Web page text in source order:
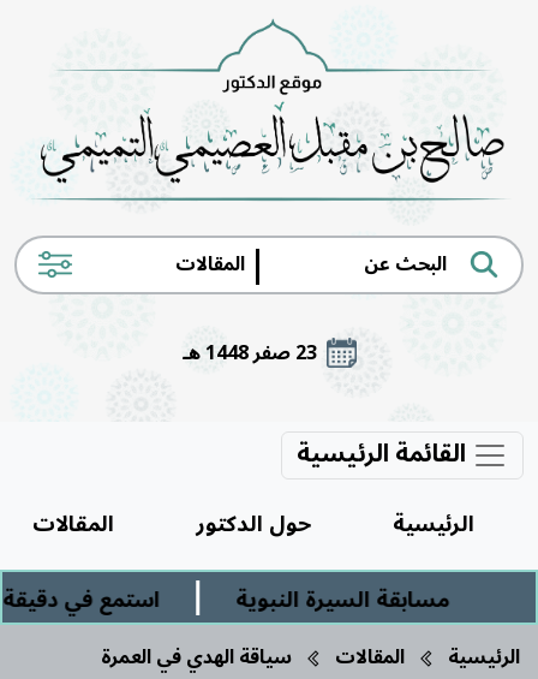
|
23 صفر 1448 هـ
القائمة الرئيسية
الرئيسية حول الدكتور
المقالات
مسابقة السيرة النبوية
| استمع في
الرئيسية المقالات سياقة الهدي في العمرة